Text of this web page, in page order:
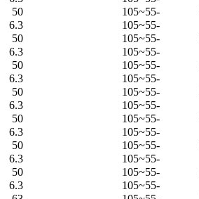
-55~105
50
-55~105
6.3
-55~105
50
-55~105
6.3
-55~105
50
-55~105
6.3
-55~105
50
-55~105
6.3
-55~105
50
-55~105
6.3
-55~105
50
-55~105
6.3
-55~105
50
-55~105
6.3